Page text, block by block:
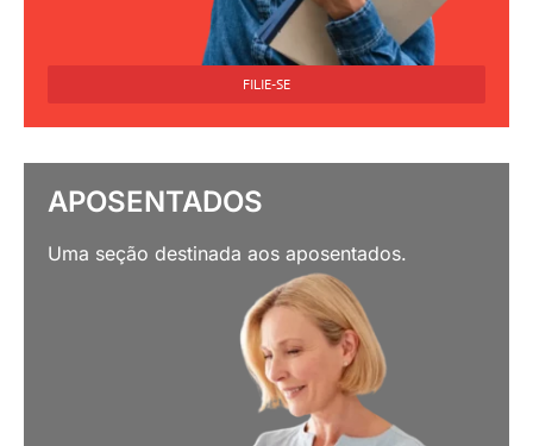
FILIE-SE
APOSENTADOS
Uma seção destinada aos aposentados.